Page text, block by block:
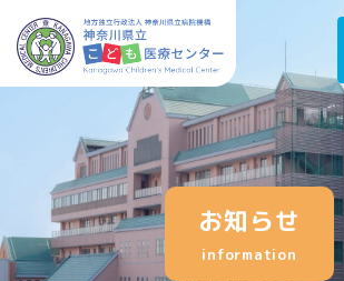
お知らせ
information